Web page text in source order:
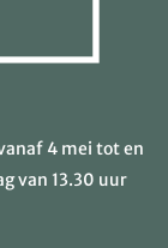
4 mei tot en
van 13.30 uur